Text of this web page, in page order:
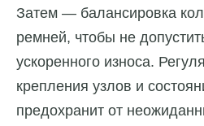
Затем — балансировка
ремней, чтобы не
ускоренного износа.
крепления узлов и
предохранит от